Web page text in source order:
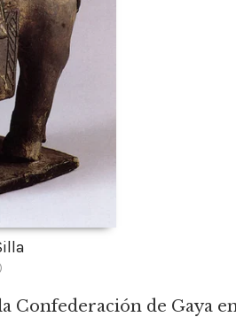
Confederación de Gaya